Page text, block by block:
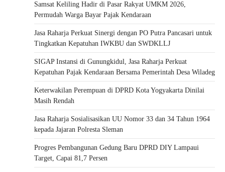
Samsat Keliling Hadir di Pasar Rakyat UMKM 2026,
Permudah Warga Bayar Pajak Kendaraan
Jasa Raharja Perkuat Sinergi dengan PO Putra Pancasari untuk
Tingkatkan Kepatuhan IWKBU dan SWDKLLJ
SIGAP Instansi di Gunungkidul, Jasa Raharja Perkuat
Kepatuhan Pajak Kendaraan Bersama Pemerintah Desa Wiladeg
Keterwakilan Perempuan di DPRD Kota Yogyakarta Dinilai
Masih Rendah
Jasa Raharja Sosialisasikan UU Nomor 33 dan 34 Tahun 1964
kepada Jajaran Polresta Sleman
Progres Pembangunan Gedung Baru DPRD DIY Lampaui
Target, Capai 81,7 Persen